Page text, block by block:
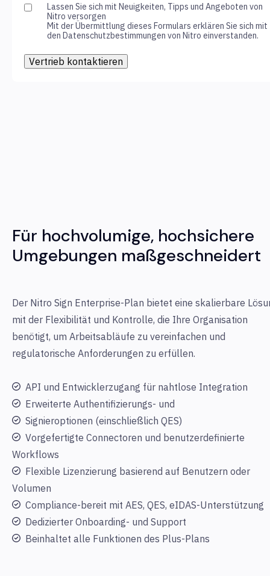
Für hochvolumige, hochsichere
Umgebungen maßgeschneidert
Der Nitro Sign Enterprise-Plan bietet eine skalierbare
mit der Flexibilität und Kontrolle, die Ihre Organisation
benötigt, um Arbeitsabläufe zu vereinfachen und
regulatorische Anforderungen zu erfüllen.
API und Entwicklerzugang für nahtlose Integration
Erweiterte Authentifizierungs- und
Signieroptionen (einschließlich QES)
Vorgefertigte Connectoren und benutzerdefinierte
Workflows
Flexible Lizenzierung basierend auf Benutzern oder
Volumen
Compliance-bereit mit AES, QES, eIDAS-Unterstützung
Dedizierter Onboarding- und Support
Beinhaltet alle Funktionen des Plus-Plans
Lassen Sie sich mit Neuigkeiten, Tipps und Angeboten von
Nitro versorgen
Mit der Übermittlung dieses Formulars erklären Sie sich mit
den Datenschutzbestimmungen von Nitro einverstanden.